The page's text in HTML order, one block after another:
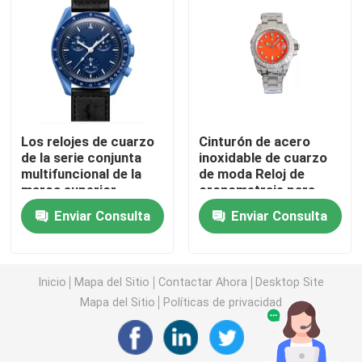
reloj de pulsera resistente al agua
Reloj suizo de lujo
Reloj de pulsera de cuarzo de acero inoxidable
Reloj de pulsera de cuarzo para mujer
Relojes de pulsera con batería de cuarzo
Los relojes de cuarzo
de la serie conjunta
multifuncional de la
marca superior
hechos en Suiza
Enviar Consulta
Cinturón de acero
inoxidable de cuarzo
de moda Reloj de
cronometraje para
hombres
Enviar Consulta
Inicio Mapa del Sitio Contactar Ahora
Desktop Site
Mapa del Sitio
Políticas de privacidad